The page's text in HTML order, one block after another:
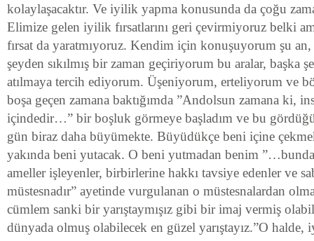
kolaylaşacaktır. Ve iyilik yapma konusunda da çoğu
Elimize gelen iyilik fırsatlarını geri çevirmiyoruz belki
fırsat da yaratmıyoruz. Kendim için konuşuyorum şu
şeyden sıkılmış bir zaman geçiriyorum bu aralar, başka
atılmaya tercih ediyorum. Üşeniyorum, erteliyorum ve
boşa geçen zamana baktığımda ”Andolsun zamana ki,
içindedir…” bir boşluk görmeye başladım ve bu
gün biraz daha büyümekte. Büyüdükçe beni içine
yakında beni yutacak. O beni yutmadan benim
ameller işleyenler, birbirlerine hakkı tavsiye edenler ve
müstesnadır” ayetinde vurgulanan o müstesnalardan
cümlem sanki bir yarıştaymışız gibi bir imaj vermiş
dünyada olmuş olabilecek en güzel yarıştayız.”O